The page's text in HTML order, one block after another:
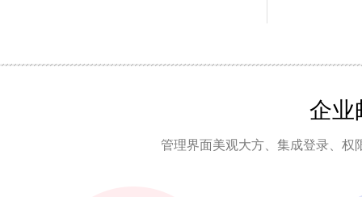
企业
管理界面美观大方、集成登录、